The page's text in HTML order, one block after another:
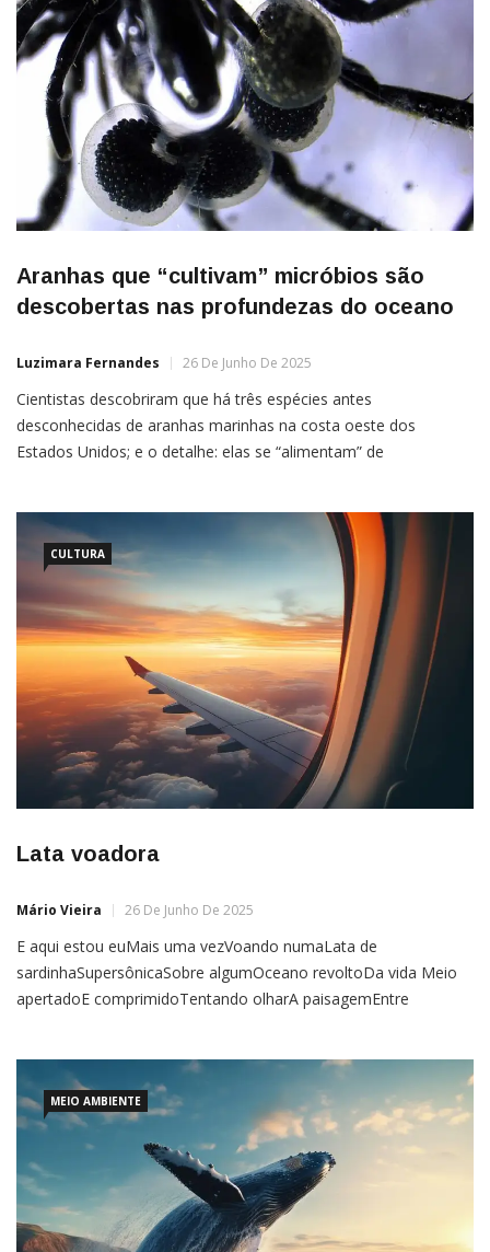
Aranhas que “cultivam” micróbios são
descobertas nas profundezas do oceano
Luzimara Fernandes 26 De Junho De 2025
Cientistas descobriram que há três espécies antes
desconhecidas de aranhas marinhas na costa oeste dos
Estados Unidos; e o detalhe: elas se “alimentam” de
como ratos, moscas, entre outros. Mas você sabia que esses
animais também habitam o oceano
CULTURA
Lata voadora
Mário Vieira 26 De Junho De 2025
E aqui estou euMais uma vezVoando numaLata de
sardinhaSupersônicaSobre algumOceano revoltoDa vida Meio
apertadoE comprimidoTentando olharA paisagemEntre
quandoCriou estas loucasMáquinas voadoras Valei-me
NossaSenhora e ajude-meSão João, nossoPatrono Não que
euTenha medoDa
MEIO AMBIENTE